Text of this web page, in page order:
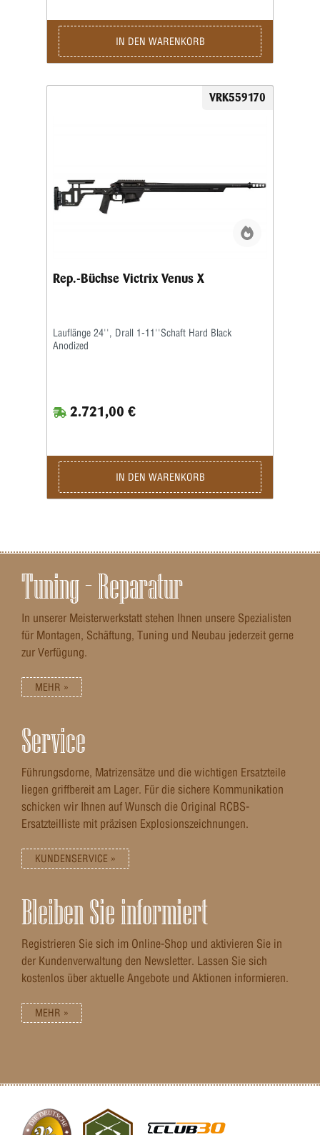
IN DEN WARENKORB
VRK559170
Rep.-Büchse Victrix Venus X
Lauflänge 24'', Drall 1-11''Schaft Hard Black
Anodized
2.721,00 €
IN DEN WARENKORB
Tuning – Reparatur
In unserer Meisterwerkstatt stehen Ihnen unsere Spezialisten
für Montagen, Schäftung, Tuning und Neubau jederzeit gerne
zur Verfügung.
MEHR »
Service
Führungsdorne, Matrizensätze und die wichtigen Ersatzteile
liegen griffbereit am Lager. Für die sichere Kommunikation
schicken wir Ihnen auf Wunsch die Original RCBS-
Ersatzteilliste mit präzisen Explosionszeichnungen.
KUNDENSERVICE »
Bleiben Sie informiert
Registrieren Sie sich im Online-Shop und aktivieren Sie in
der Kundenverwaltung den Newsletter. Lassen Sie sich
kostenlos über aktuelle Angebote und Aktionen informieren.
MEHR »